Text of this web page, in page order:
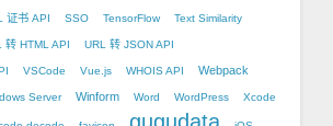
证书 API SSO TensorFlow Text Similarity
转 HTML API URL 转 JSON API
VSCode Vue.js WHOIS API Webpack
Server Winform Word WordPress Xcode